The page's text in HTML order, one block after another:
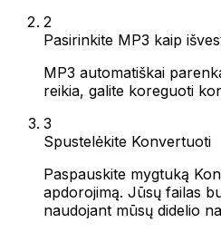
2
Pasirinkite MP3 kaip
MP3 automatiškai
reikia, galite koreguoti
3
Spustelėkite Konvertuoti
Paspauskite mygtuką
apdorojimą. Jūsų failas
naudojant mūsų didelio